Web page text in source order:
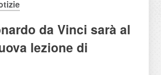
da Vinci sarà al
lezione di